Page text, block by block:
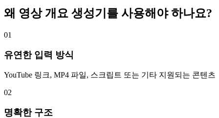
왜 영상 개요 생성기를 사용해야 하나요?
01
유연한 입력 방식
YouTube 링크, MP4 파일, 스크립트 또는 기타 지원되는 콘텐
02
명확한 구조